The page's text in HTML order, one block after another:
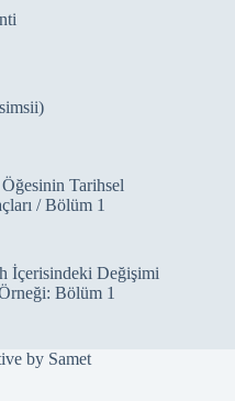
Tarihsel
/ Bölüm 1
İçerisindeki Değişimi
Bölüm 1
by Samet